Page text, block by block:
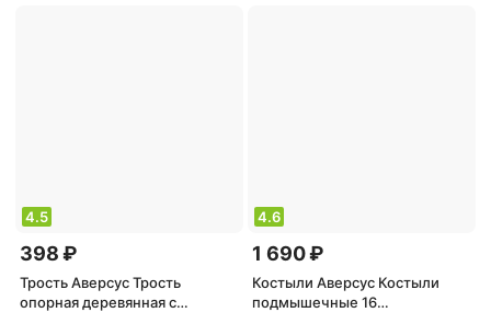
4.5
398 ₽
Трость Аверсус Трость
опорная деревянная с
4.6
1 690 ₽
Костыли Аверсус Костыли
подмышечные 16